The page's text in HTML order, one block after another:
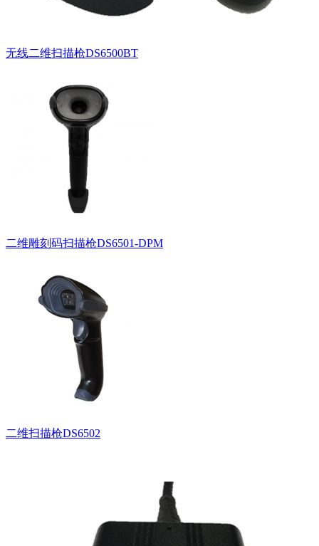
无线二维扫描枪DS6500BT
二维雕刻码扫描枪DS6501-DPM
二维扫描枪DS6502